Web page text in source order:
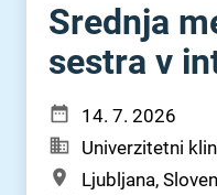
Srednja
sestra v
14. 7. 2026
Univerzitetni
Ljubljana,